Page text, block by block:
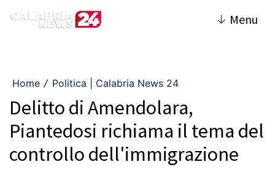
↓ Menu
Home / Politica | Calabria News 24
Delitto di Amendolara,
Piantedosi richiama il tema del
controllo dell'immigrazione